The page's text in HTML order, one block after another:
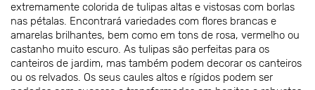
extremamente colorida de tulipas altas e vistosas com borlas
nas pétalas. Encontrará variedades com flores brancas e
amarelas brilhantes, bem como em tons de rosa, vermelho ou
castanho muito escuro. As tulipas são perfeitas para os
canteiros de jardim, mas também podem decorar os canteiros
ou os relvados. Os seus caules altos e rígidos podem ser